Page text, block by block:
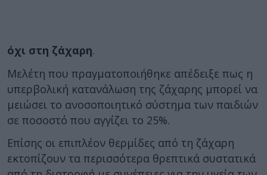
όχι στη ζάχαρη.
Μελέτη που πραγματοποιήθηκε απέδειξε πως η
υπερβολική κατανάλωση της ζάχαρης μπορεί να
μειώσει το ανοσοποιητικό σύστημα των παιδιών
σε ποσοστό που αγγίζει το 25%.
Επίσης οι επιπλέον θερμίδες από τη ζάχαρη
εκτοπίζουν τα περισσότερα θρεπτικά συστατικά